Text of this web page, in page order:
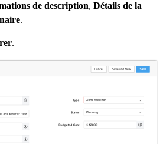
de description, Détails de la
.
.